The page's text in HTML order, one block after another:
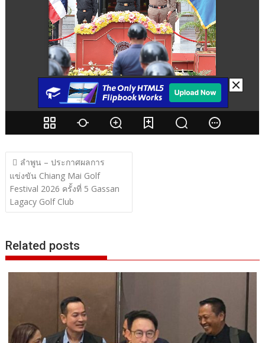
แนะแนว
เรื่อง
ลำพูน – ประกาศผลการ
แข่งขัน Chiang Mai Golf
Festival 2026 ครั้งที่ 5 Gassan
Lagacy Golf Club
Related posts